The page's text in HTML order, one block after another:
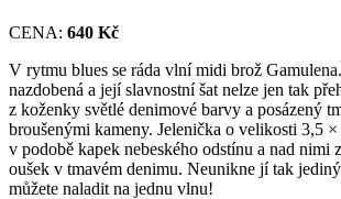
CENA: 640 Kč
V rytmu blues se ráda vlní midi brož
nazdobená a její slavnostní šat nelze jen tak
z koženky světlé denimové barvy a posázený
broušenými kameny. Jelenička o velikosti 3,5
v podobě kapek nebeského odstínu a nad nimi
oušek v tmavém denimu. Neunikne jí tak
můžete naladit na jednu vlnu!